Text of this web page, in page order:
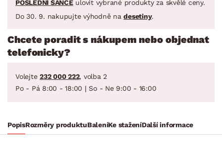
POSLEDNÍ ŠANCEulovit vybrané produkty za skvělé ceny.
Do 30. 9. nakupujte výhodně nadesetiny.
Chcete poradit s nákupem nebo objednat
telefonicky?
Volejte 232 000 222, volba 2
Po - Pá 8:00 - 18:00 | So - Ne 9:00 - 16:00
PopisRozměry produktuBaleníKe staženíDalší informace